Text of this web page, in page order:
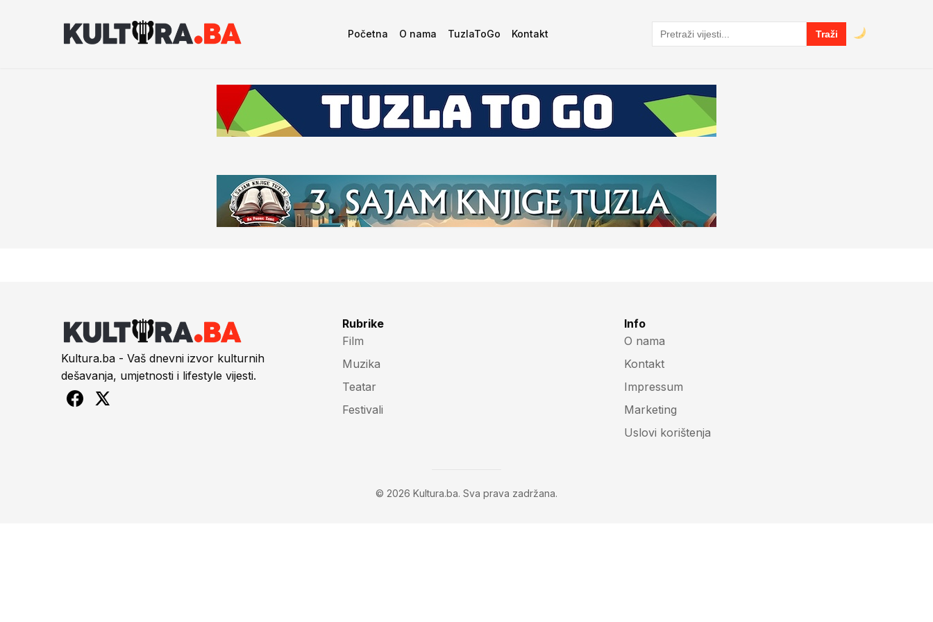
Početna O nama TuzlaToGo Kontakt
Pretraga
Traži
Kultura.ba - Vaš dnevni izvor kulturnih
dešavanja, umjetnosti i lifestyle vijesti.
Rubrike
Film
Muzika
Teatar
Festivali
Info
O nama
Kontakt
Impressum
Marketing
Uslovi korištenja
© 2026 Kultura.ba. Sva prava zadržana.